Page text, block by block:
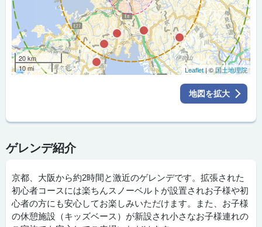
20 km
10 mi
Leaflet| ©国土地理院
地図を拡大
ゲレンデ紹介
京都、大阪から約2時間と激近のゲレンデです。拡張された
初心者コースには楽ちんスノーベルトが設置されお子様や初
心者の方にも安心してお楽しみいただけます。また、お子様
の休憩施設（キッズベース）が新設され小さなお子様連れの